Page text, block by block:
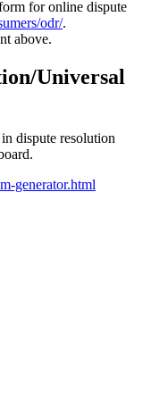
for online dispute
odr/.
above.
Universal
dispute resolution
generator.html